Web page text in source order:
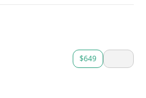
$649